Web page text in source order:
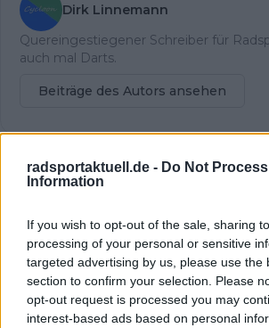
radsportaktuell.de - Do Not
Information
If you wish to opt-out of the sale, sharing
processing of your personal or sensitive
targeted advertising by us, please use the
section to confirm your selection. Please
opt-out request is processed you may
interest-based ads based on personal
Dirk Linnemann
Quereingestiegener Schreiber für
auch mal Darts.
Beiträge des Autors ansehen
Klatscht
Vorheriger Artikel
Tom Pidcock mag
kein Bier und Mathieu
van der Poel ist
tatsächlich ein
van